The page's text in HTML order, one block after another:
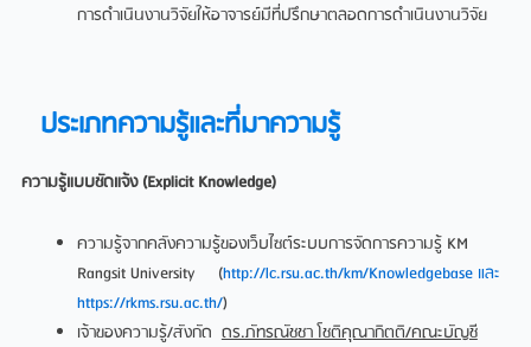
การดำเนินงานวิจัยให้อาจารย์มีที่ปรึกษาตลอดการดำเนินงานวิจัย
ประเภทความรู้และที่มาความรู้
ความรู้แบบชัดแจ้ง (Explicit Knowledge)
ความรู้จากคลังความรู้ของเว็บไซต์ระบบการจัดการความรู้ KM
Rangsit University (http://lc.rsu.ac.th/km/Knowledgebase และ
https://rkms.rsu.ac.th/)
เจ้าของความรู้/สังกัดดร.ภัทรณัชชา โชติคุณากิตติ/คณะบัญชี